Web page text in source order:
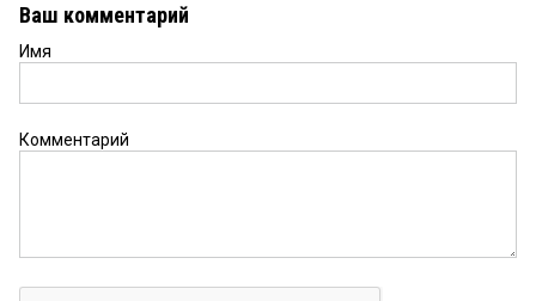
Ваш комментарий
Имя
Комментарий